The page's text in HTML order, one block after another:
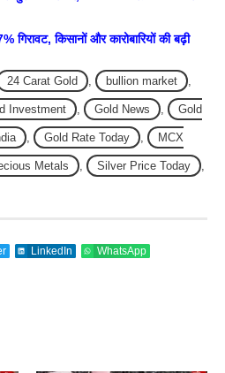
गिरावट, किसानों और कारोबारियों की बढ़ी
24 Carat Gold , bullion market ,
Investment , Gold News , Gold
, Gold Rate Today , MCX
Metals , Silver Price Today ,
LinkedIn WhatsApp